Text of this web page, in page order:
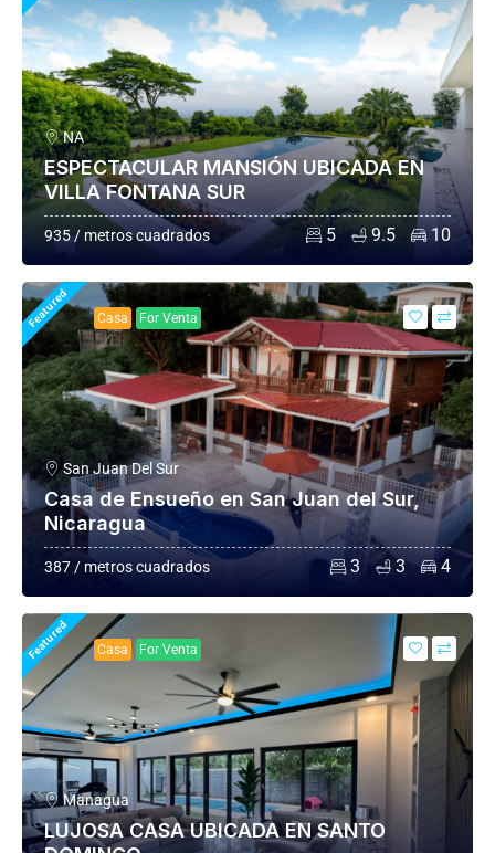
NA
ESPECTACULAR MANSIÓN UBICADA EN
VILLA FONTANA SUR
935 / metros cuadrados 5 9.5 10
Featured Casa For Venta
San Juan Del Sur
Casa de Ensueño en San Juan del Sur,
Nicaragua
387 / metros cuadrados 3 3 4
Featured Casa For Venta
Managua
LUJOSA CASA UBICADA EN SANTO